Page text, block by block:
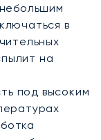
в
на
под высоким